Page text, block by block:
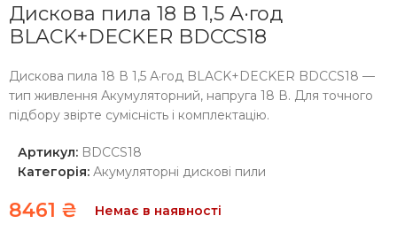
Дискова пила 18 В 1,5 А·год
BLACK+DECKER BDCCS18
Дискова пила 18 В 1,5 А·год BLACK+DECKER BDCCS18 —
тип живлення Акумуляторний, напруга 18 В. Для точного
підбору звірте сумісність і комплектацію.
Артикул: BDCCS18
Категорія: Акумуляторні дискові пили
8461 ₴ Немає в наявності